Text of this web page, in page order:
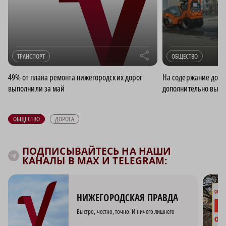
ТРАНСПОРТ r
49% от плана ремонта нижегородских дорог
выполнили за май
ОБЩЕСТВО
На содержание
дополнительно
ОБЩЕСТВО ДОРОГА
ПОДПИСЫВАЙТЕСЬ НА НАШИ
КАНАЛЫ В MAX И TELEGRAM:
НИЖЕГОРОДСКАЯ ПРАВДА
Быстро, честно, точно. И ничего лишнего